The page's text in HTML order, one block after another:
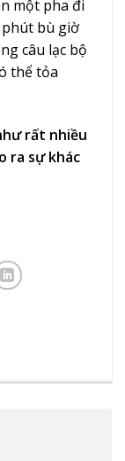
một pha đi
bù giờ
câu lạc bộ
thể tỏa
rất nhiều
ra sự khác